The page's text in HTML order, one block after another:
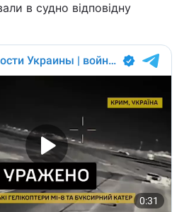
в судно відповідну